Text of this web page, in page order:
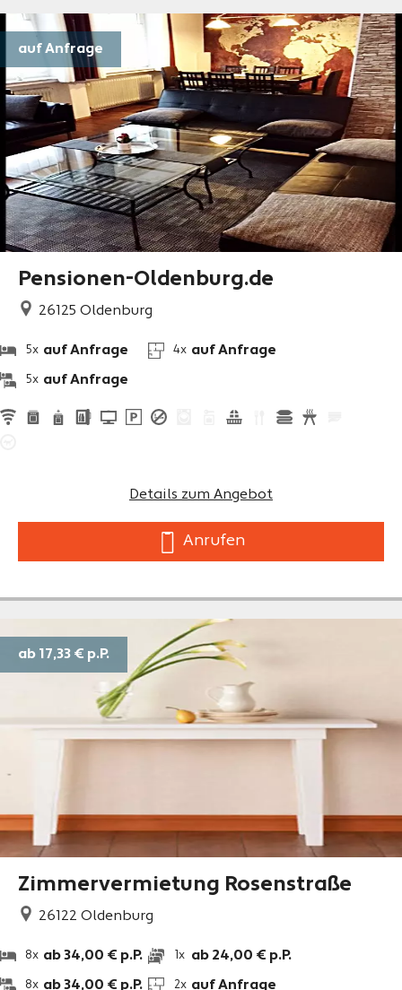
Pensionen-Oldenburg.de
26125 Oldenburg
5x auf Anfrage
5x auf Anfrage
4x auf Anfrage
Details zum Angebot
Anrufen
auf Anfrage
Zimmervermietung Rosenstraße
26122 Oldenburg
8x ab 34,00 € p.P.
8x ab 34,00 € p.P.
1x ab 24,00 € p.P.
2x auf Anfrage
ab 17,33 € p.P.